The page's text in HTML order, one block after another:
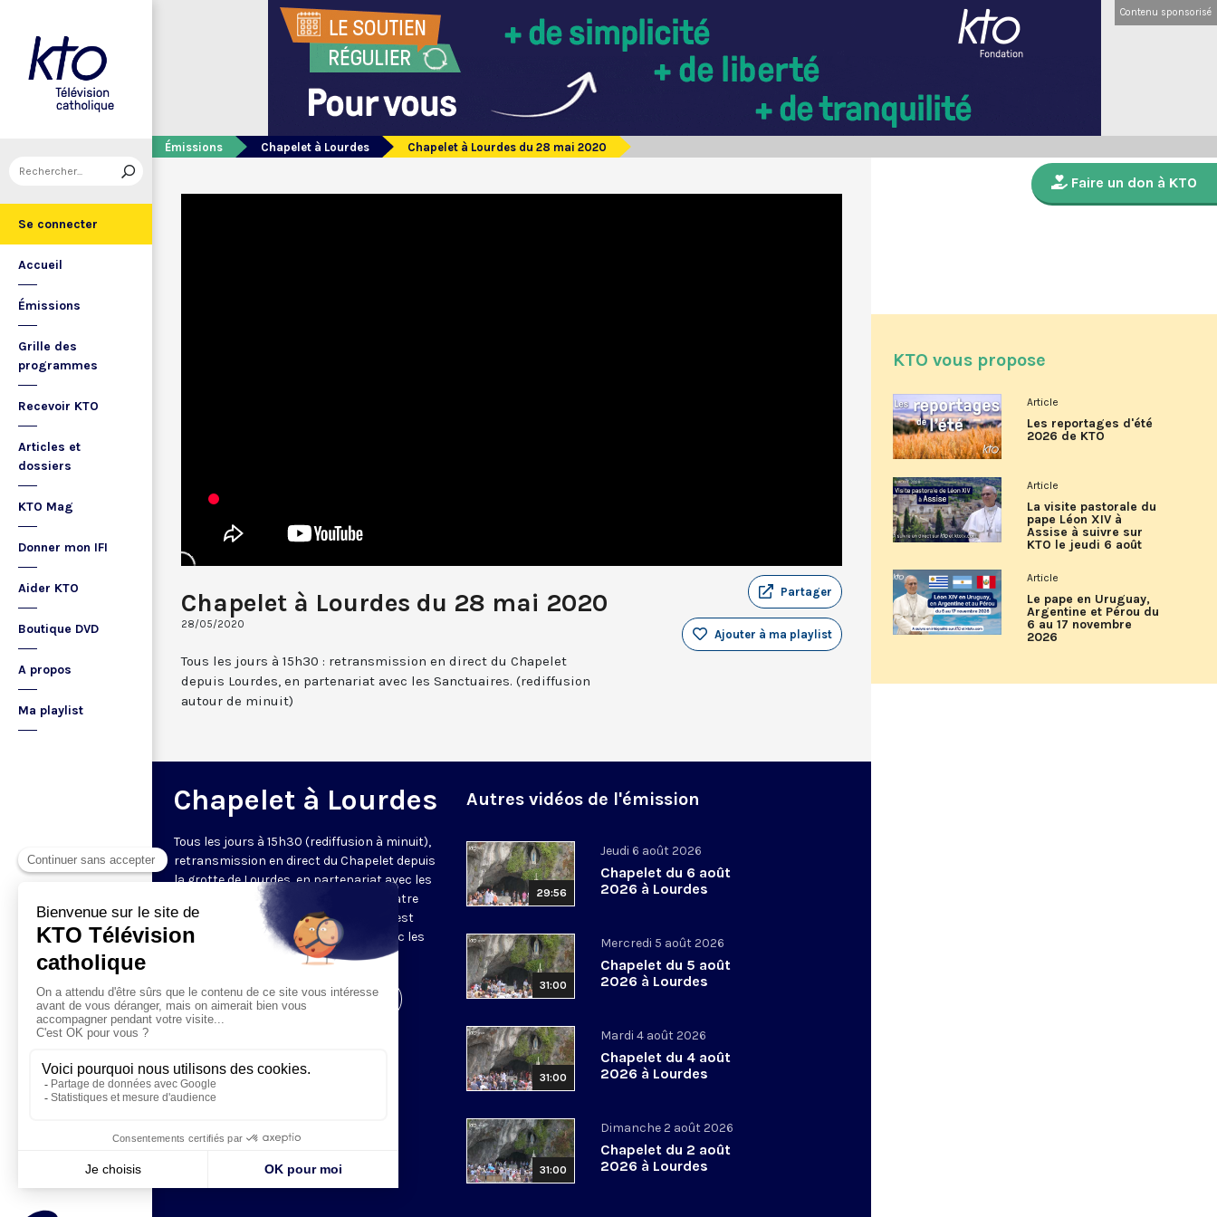
Se connecter
Accueil
Émissions
Grille des
programmes
Recevoir KTO
Articles et
dossiers
KTO Mag
Donner mon IFI
Aider KTO
Boutique DVD
A propos
Ma playlist
Contenu sponsorisé
Émissions Chapelet à Lourdes Chapelet à Lourdes du 28 mai 2020
Chapelet à Lourdes du 28 mai 2020
28/05/2020
Partager
Ajouter à ma playlist
Tous les jours à 15h30 : retransmission en direct du Chapelet
depuis Lourdes, en partenariat avec les Sanctuaires. (rediffusion
autour de minuit)
Chapelet à Lourdes
Tous les jours à 15h30 (rediffusion à minuit),
retransmission en direct du Chapelet depuis
la grotte de Lourdes, en partenariat avec les
Sanctuaires. Chaque jour, l'une des quatre
méditations des mystères du Rosaire est
proposée en communion de prière avec les
Visiter la page de l'émission
Autres vidéos de l'émission
29:56
Jeudi 6 août 2026
Chapelet du 6 août
2026 à Lourdes
31:00
Mercredi 5 août 2026
Chapelet du 5 août
2026 à Lourdes
31:00
Mardi 4 août 2026
Chapelet du 4 août
2026 à Lourdes
31:00
Dimanche 2 août 2026
Chapelet du 2 août
2026 à Lourdes
Faire un don à KTO
KTO vous propose
Article
Les reportages d'été
2026 de KTO
Article
La visite pastorale du
pape Léon XIV à
Assise à suivre sur
KTO le jeudi 6 août
Article
Le pape en Uruguay,
Argentine et Pérou du
6 au 17 novembre
2026